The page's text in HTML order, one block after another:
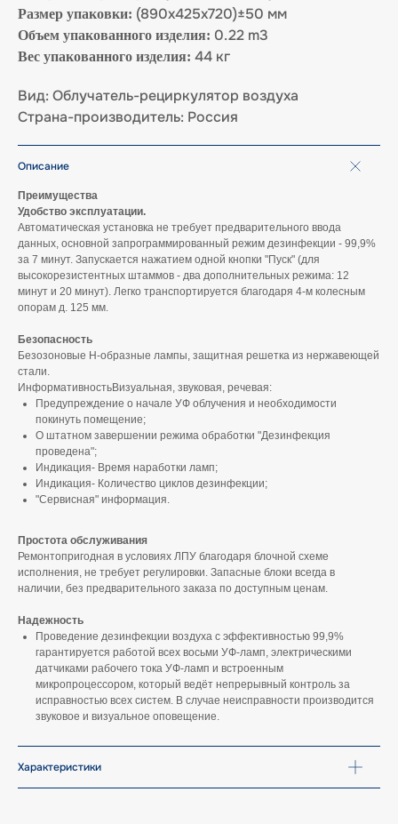
Размер упаковки: (890х425х720)±50 мм
Объем упакованного изделия: 0.22 m3
Вес упакованного изделия: 44 кг
Вид: Облучатель-рециркулятор воздуха
Страна-производитель: Россия
Описание
Преимущества
Удобство эксплуатации.
Автоматическая установка не требует предварительного ввода
данных, основной запрограммированный режим дезинфекции - 99,9%
за 7 минут. Запускается нажатием одной кнопки "Пуск" (для
высокорезистентных штаммов - два дополнительных режима: 12
минут и 20 минут). Легко транспортируется благодаря 4-м колесным
опорам д. 125 мм.
Безопасность
Безозоновые H-образные лампы, защитная решетка из нержавеющей
стали.
ИнформативностьВизуальная, звуковая, речевая:
Предупреждение о начале УФ облучения и необходимости
покинуть помещение;
О штатном завершении режима обработки "Дезинфекция
проведена";
Индикация- Время наработки ламп;
Индикация- Количество циклов дезинфекции;
"Сервисная" информация.
Простота обслуживания
Ремонтопригодная в условиях ЛПУ благодаря блочной схеме
исполнения, не требует регулировки. Запасные блоки всегда в
наличии, без предварительного заказа по доступным ценам.
Надежность
Проведение дезинфекции воздуха с эффективностью 99,9%
гарантируется работой всех восьми УФ-ламп, электрическими
датчиками рабочего тока УФ-ламп и встроенным
микропроцессором, который ведёт непрерывный контроль за
исправностью всех систем. В случае неисправности производится
звуковое и визуальное оповещение.
Характеристики